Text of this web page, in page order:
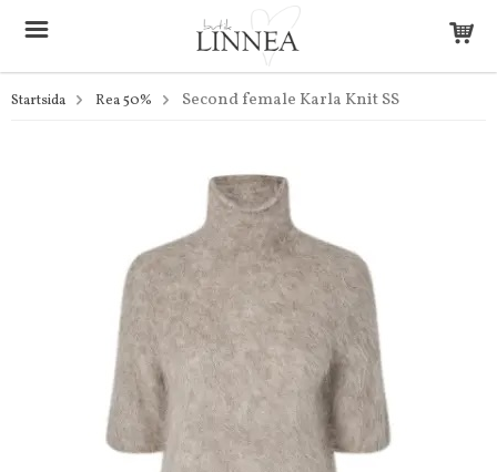
Startsida Rea 50% Second female Karla Knit SS